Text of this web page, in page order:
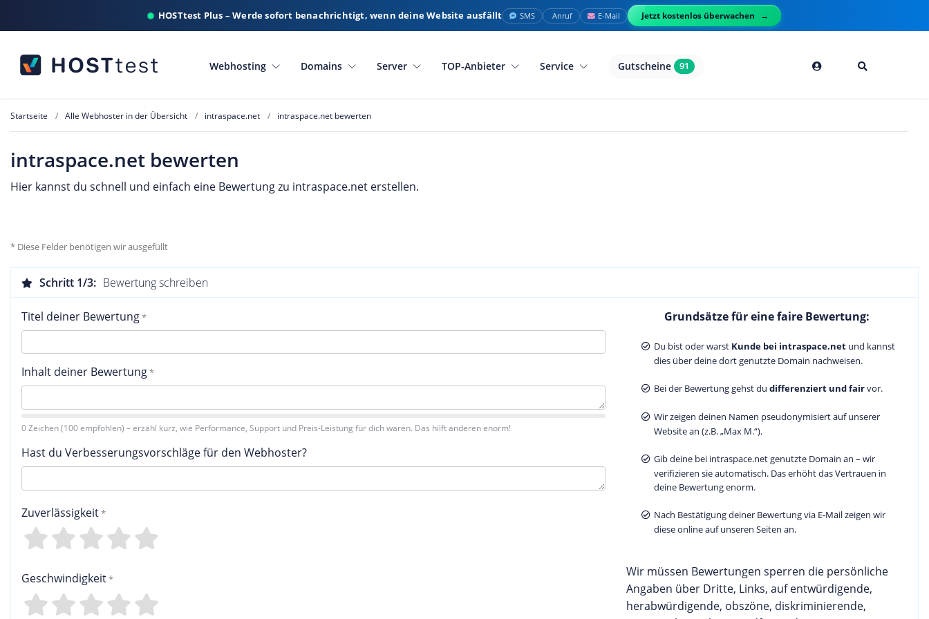
HOSTtest Plus – Werde sofort benachrichtigt, wenn deine Website ausfällt SMS Anruf E-Mail Jetzt kostenlos überwachen
Webhosting Domains Server TOP-Anbieter Service Gutscheine 91
Startseite Alle Webhoster in der Übersicht intraspace.net intraspace.net bewerten
intraspace.net bewerten
Hier kannst du schnell und einfach eine Bewertung zu intraspace.net erstellen.
* Diese Felder benötigen wir ausgefüllt
Schritt 1/3: Bewertung schreiben
Titel deiner Bewertung
Inhalt deiner Bewertung
0 Zeichen (100 empfohlen) – erzähl kurz, wie Performance, Support und Preis-Leistung für dich waren. Das hilft anderen enorm!
Hast du Verbesserungsvorschläge für den Webhoster?
Zuverlässigkeit
1
2
3
4
Geschwindigkeit
1
2
3
4
Grundsätze für eine faire Bewertung:
Du bist oder warst Kunde bei intraspace.netund kannst
dies über deine dort genutzte Domain nachweisen.
Bei der Bewertung gehst du differenziert und fairvor.
Wir zeigen deinen Namen pseudonymisiert auf unserer
Website an (z.B. „Max M.“).
Gib deine bei intraspace.net genutzte Domain an – wir
verifizieren sie automatisch. Das erhöht das Vertrauen in
deine Bewertung enorm.
Nach Bestätigung deiner Bewertung via E-Mail zeigen wir
diese online auf unseren Seiten an.
Wir müssen Bewertungen sperren die persönliche
Angaben über Dritte, Links, auf entwürdigende,
herabwürdigende, obszöne, diskriminierende,